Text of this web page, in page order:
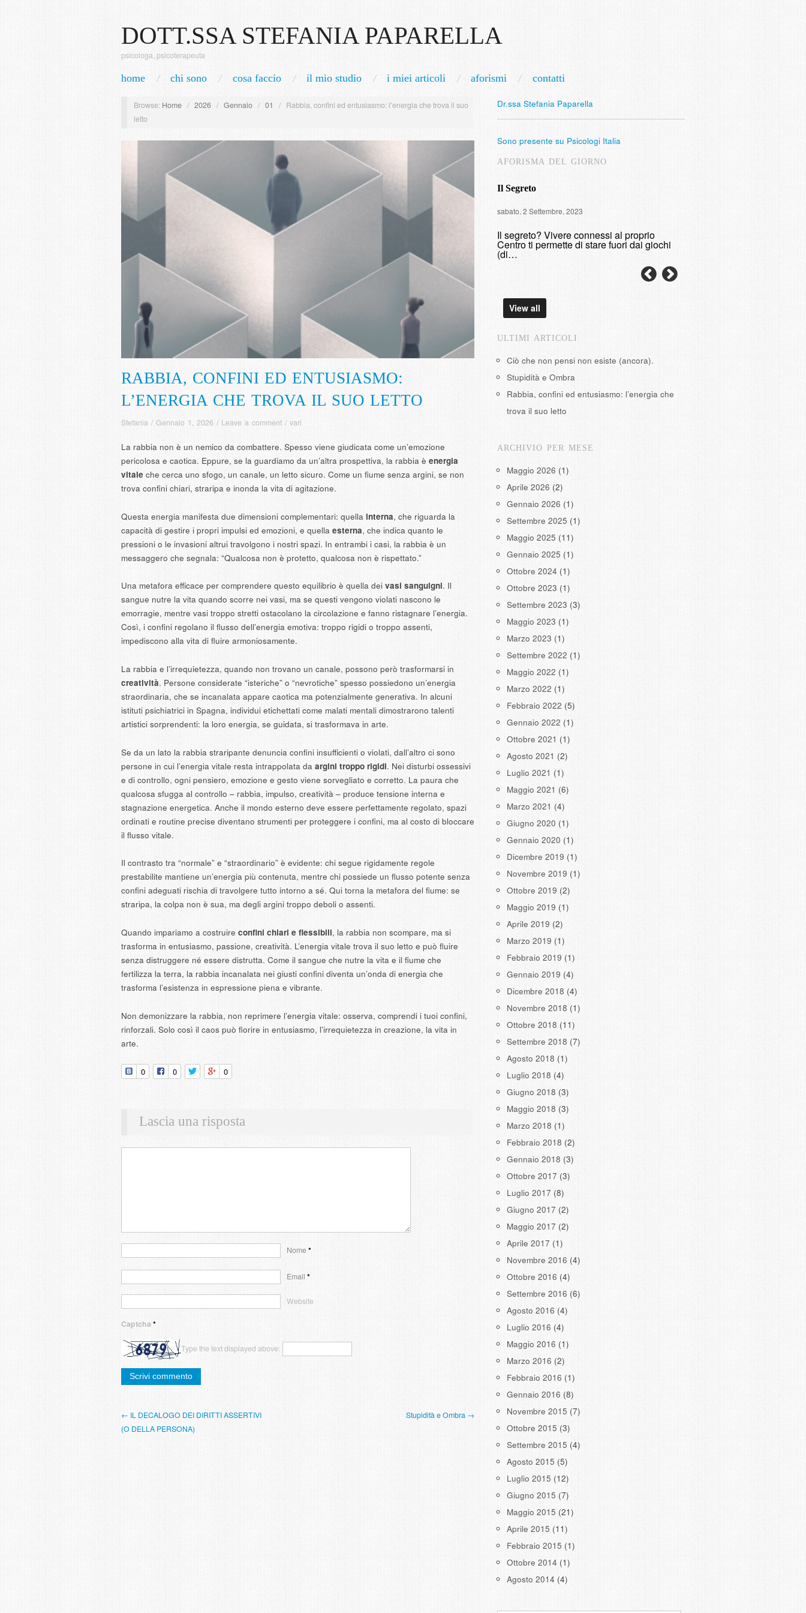
DOTT.SSA STEFANIA PAPARELLA
psicologa, psicoterapeuta
home chi sono cosa faccio il mio studio i miei articoli aforismi contatti
Browse: Home / 2026 / Gennaio / 01 / Rabbia, confini ed entusiasmo: l’energia che trova il suo
letto
RABBIA, CONFINI ED ENTUSIASMO:
L’ENERGIA CHE TROVA IL SUO LETTO
Stefania / Gennaio 1, 2026 / Leave a comment / vari
La rabbia non è un nemico da combattere. Spesso viene giudicata come un’emozione
pericolosa e caotica. Eppure, se la guardiamo da un’altra prospettiva, la rabbia è energia
vitale che cerca uno sfogo, un canale, un letto sicuro. Come un fiume senza argini, se non
trova confini chiari, straripa e inonda la vita di agitazione.
Questa energia manifesta due dimensioni complementari: quella interna, che riguarda la
capacità di gestire i propri impulsi ed emozioni, e quella esterna, che indica quanto le
pressioni o le invasioni altrui travolgono i nostri spazi. In entrambi i casi, la rabbia è un
messaggero che segnala: “Qualcosa non è protetto, qualcosa non è rispettato.”
Una metafora efficace per comprendere questo equilibrio è quella dei vasi sanguigni. Il
sangue nutre la vita quando scorre nei vasi, ma se questi vengono violati nascono le
emorragie, mentre vasi troppo stretti ostacolano la circolazione e fanno ristagnare l’energia.
Così, i confini regolano il flusso dell’energia emotiva: troppo rigidi o troppo assenti,
impediscono alla vita di fluire armoniosamente.
La rabbia e l’irrequietezza, quando non trovano un canale, possono però trasformarsi in
creatività. Persone considerate “isteriche” o “nevrotiche” spesso possiedono un’energia
straordinaria, che se incanalata appare caotica ma potenzialmente generativa. In alcuni
istituti psichiatrici in Spagna, individui etichettati come malati mentali dimostrarono talenti
artistici sorprendenti: la loro energia, se guidata, si trasformava in arte.
Se da un lato la rabbia straripante denuncia confini insufficienti o violati, dall’altro ci sono
persone in cui l’energia vitale resta intrappolata da argini troppo rigidi. Nei disturbi ossessivi
e di controllo, ogni pensiero, emozione e gesto viene sorvegliato e corretto. La paura che
qualcosa sfugga al controllo – rabbia, impulso, creatività – produce tensione interna e
stagnazione energetica. Anche il mondo esterno deve essere perfettamente regolato, spazi
ordinati e routine precise diventano strumenti per proteggere i confini, ma al costo di bloccare
il flusso vitale.
Il contrasto tra “normale” e “straordinario” è evidente: chi segue rigidamente regole
prestabilite mantiene un’energia più contenuta, mentre chi possiede un flusso potente senza
confini adeguati rischia di travolgere tutto intorno a sé. Qui torna la metafora del fiume: se
straripa, la colpa non è sua, ma degli argini troppo deboli o assenti.
Quando impariamo a costruire confini chiari e flessibili, la rabbia non scompare, ma si
trasforma in entusiasmo, passione, creatività. L’energia vitale trova il suo letto e può fluire
senza distruggere né essere distrutta. Come il sangue che nutre la vita e il fiume che
fertilizza la terra, la rabbia incanalata nei giusti confini diventa un’onda di energia che
trasforma l’esistenza in espressione piena e vibrante.
Non demonizzare la rabbia, non reprimere l’energia vitale: osserva, comprendi i tuoi confini,
rinforzali. Solo così il caos può fiorire in entusiasmo, l’irrequietezza in creazione, la vita in
arte.
0 0 0
Lascia una risposta
Nome*
Email *
Website
Captcha *
Type the text displayed above:
← IL DECALOGO DEI DIRITTI ASSERTIVI
(O DELLA PERSONA)
Stupidità e Ombra →
Dr.ssa Stefania Paparella
Sono presente su Psicologi Italia
AFORISMA DEL GIORNO
Il Segreto
sabato, 2 Settembre, 2023
Il segreto? Vivere connessi al proprio
Centro ti permette di stare fuori dai giochi
(di…
View all
ULTIMI ARTICOLI
Ciò che non pensi non esiste (ancora).
Stupidità e Ombra
Rabbia, confini ed entusiasmo: l’energia che
trova il suo letto
ARCHIVIO PER MESE
Maggio 2026 (1)
Aprile 2026 (2)
Gennaio 2026 (1)
Settembre 2025 (1)
Maggio 2025 (11)
Gennaio 2025 (1)
Ottobre 2024 (1)
Ottobre 2023 (1)
Settembre 2023 (3)
Maggio 2023 (1)
Marzo 2023 (1)
Settembre 2022 (1)
Maggio 2022 (1)
Marzo 2022 (1)
Febbraio 2022 (5)
Gennaio 2022 (1)
Ottobre 2021 (1)
Agosto 2021 (2)
Luglio 2021 (1)
Maggio 2021 (6)
Marzo 2021 (4)
Giugno 2020 (1)
Gennaio 2020 (1)
Dicembre 2019 (1)
Novembre 2019 (1)
Ottobre 2019 (2)
Maggio 2019 (1)
Aprile 2019 (2)
Marzo 2019 (1)
Febbraio 2019 (1)
Gennaio 2019 (4)
Dicembre 2018 (4)
Novembre 2018 (1)
Ottobre 2018 (11)
Settembre 2018 (7)
Agosto 2018 (1)
Luglio 2018 (4)
Giugno 2018 (3)
Maggio 2018 (3)
Marzo 2018 (1)
Febbraio 2018 (2)
Gennaio 2018 (3)
Ottobre 2017 (3)
Luglio 2017 (8)
Giugno 2017 (2)
Maggio 2017 (2)
Aprile 2017 (1)
Novembre 2016 (4)
Ottobre 2016 (4)
Settembre 2016 (6)
Agosto 2016 (4)
Luglio 2016 (4)
Maggio 2016 (1)
Marzo 2016 (2)
Febbraio 2016 (1)
Gennaio 2016 (8)
Novembre 2015 (7)
Ottobre 2015 (3)
Settembre 2015 (4)
Agosto 2015 (5)
Luglio 2015 (12)
Giugno 2015 (7)
Maggio 2015 (21)
Aprile 2015 (11)
Febbraio 2015 (1)
Ottobre 2014 (1)
Agosto 2014 (4)